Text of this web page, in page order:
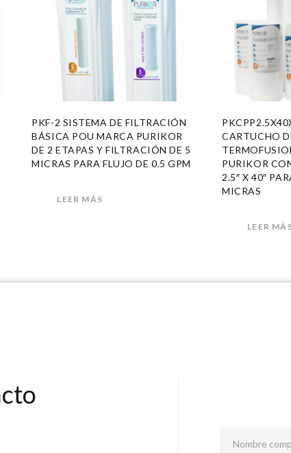
PKF-2 SISTEMA DE FILTRACIÓN
BÁSICA POU MARCA PURIKOR
DE 2 ETAPAS Y FILTRACIÓN DE 5
MICRAS PARA FLUJO DE 0.5 GPM
LEER MÁS
CARTUCHO
PURIKOR
2.5″ X 40″
MICRAS
LEER
Nombre